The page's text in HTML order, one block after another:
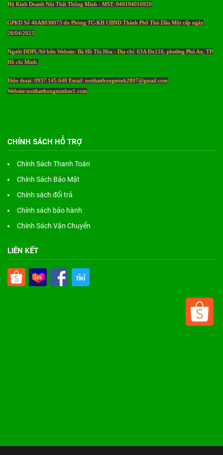
Hộ Kinh Doanh Nội Thất Thông Minh - MST: 049194016920
GPKD Số 46A8038073 do Phòng TC-KH UBND Thành Phố Thủ Dầu Một cấp ngày
26/04/2023
Người ĐDPL/Sở hữu Website: Bà Hồ Thị Hòa - Địa chỉ: 63A Đx116, phường Phú An, TP
Hồ chí Minh.
Điện thoại: 0937.145.648 Email: noithatthongminh2807@gmail.com
Website:noithatthongminhso1.com
CHÍNH SÁCH HỖ TRỢ
Chính Sách Thanh Toán
Chính Sách Bảo Mật
Chính sách đổi trả
Chính sách bảo hành
Chính Sách Vận Chuyển
LIÊN KẾT